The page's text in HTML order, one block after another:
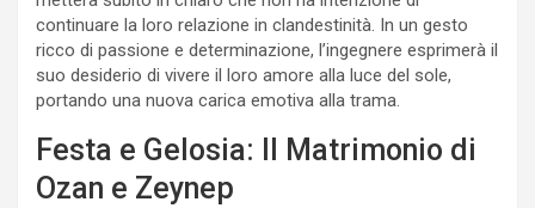
continuare la loro relazione in clandestinità. In un gesto
ricco di passione e determinazione, l’ingegnere esprimerà il
suo desiderio di vivere il loro amore alla luce del sole,
portando una nuova carica emotiva alla trama.
Festa e Gelosia: Il Matrimonio di
Ozan e Zeynep